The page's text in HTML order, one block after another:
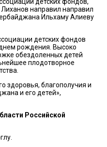
направил направил
Ильхаму Алиеву
детских фондов
рождения. Высоко
обездоленных детей
плодотворное
здоровья, благополучия и
и его детей»,
Российской